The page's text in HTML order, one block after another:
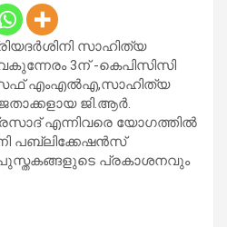
സാഹിത്യ
3ന് -കെപിസിസി
എംഎല്‍എ,സാഹിത്യ
ജി.ആര്‍.
എന്നിവരെ യോഗത്തില്‍
പബ്ലിക്കേഷന്‍സ്
പ്രകാശനവും